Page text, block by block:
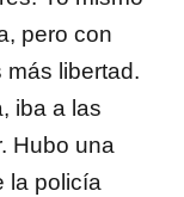
pero con
libertad.
iba a las
Hubo una
la policía